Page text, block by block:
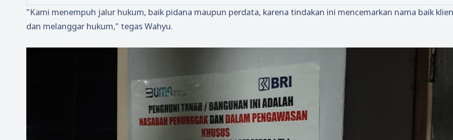
"Kami menempuh jalur hukum, baik pidana maupun perdata, karena tindakan ini mencemarkan nama baik
dan melanggar hukum," tegas Wahyu.